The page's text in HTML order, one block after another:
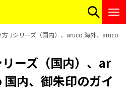
方 Jシリーズ（国内）、aruco 海外、aruco
ーズ（国内）、ar
内、御朱印のガイ